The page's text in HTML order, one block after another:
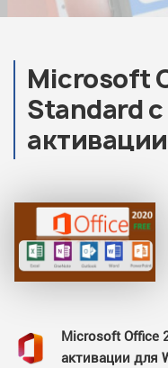
Microsoft
Standard
активации
Microsoft Office
активации для